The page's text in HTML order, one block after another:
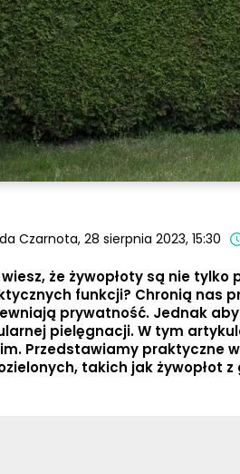
Czarnota,28 sierpnia 2023, 15:30
wiesz, że żywopłoty są nie
funkcji? Chronią nas
prywatność. Jednak
pielęgnacji. W tym
Przedstawiamy praktyczne
takich jak żywopłot z